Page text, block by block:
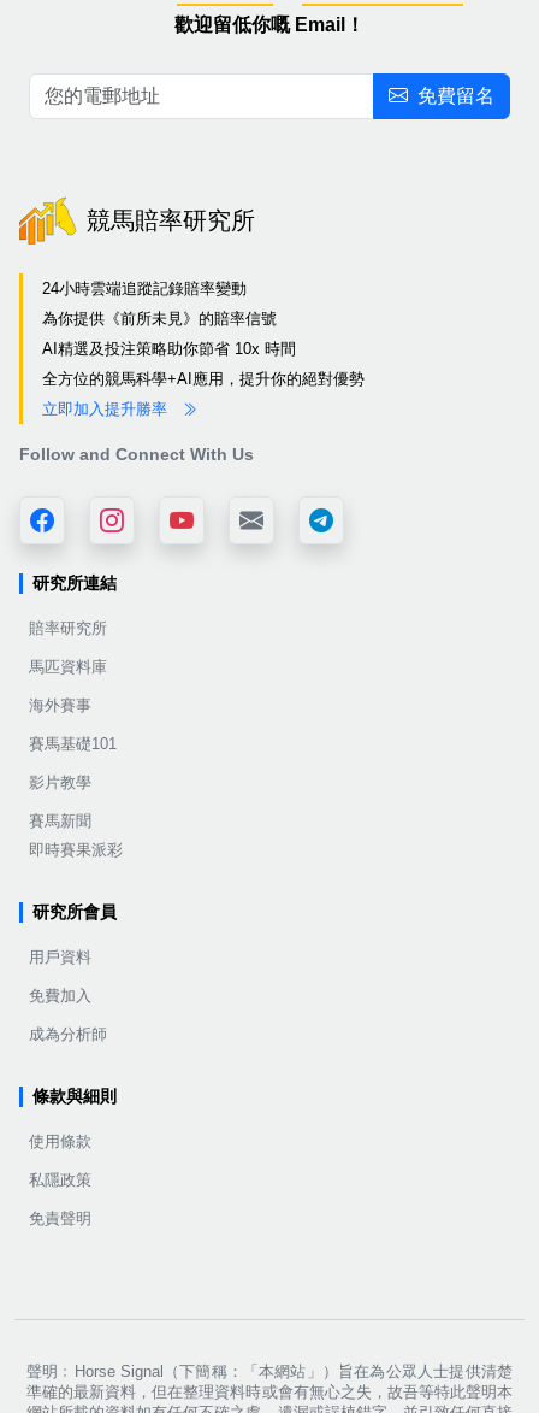
歡迎留低你嘅 Email！
免費留名
競馬賠率研究所
24小時雲端追蹤記錄賠率變動
為你提供《前所未見》的賠率信號
AI精選及投注策略助你節省 10x 時間
全方位的競馬科學+AI應用，提升你的絕對優勢
立即加入提升勝率
Follow and Connect With Us
研究所連結
賠率研究所
馬匹資料庫
海外賽事
賽馬基礎101
影片教學
賽馬新聞
即時賽果派彩
研究所會員
用戶資料
免費加入
成為分析師
條款與細則
使用條款
私隱政策
免責聲明
聲明﹕Horse Signal（下簡稱：「本網站」）旨在為公眾人士提供清楚
準確的最新資料，但在整理資料時或會有無心之失，故吾等特此聲明本